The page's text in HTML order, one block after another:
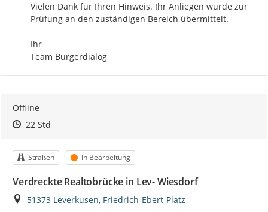
Vielen Dank für Ihren Hinweis. Ihr Anliegen wurde zur
Prüfung an den zuständigen Bereich übermittelt.
Ihr
Team Bürgerdialog
Offline
Zeitpunkt des Erstellens
Zeitpunkt des Erstellens
22 StdZur Äußerung
Kategorie
Straßen Status
In Bearbeitung
Verdreckte Realtobrücke in Lev- Wiesdorf
Ort
51373 Leverkusen, Friedrich-Ebert-Platz